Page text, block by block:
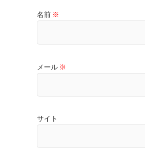
名前 ※
メール ※
サイト